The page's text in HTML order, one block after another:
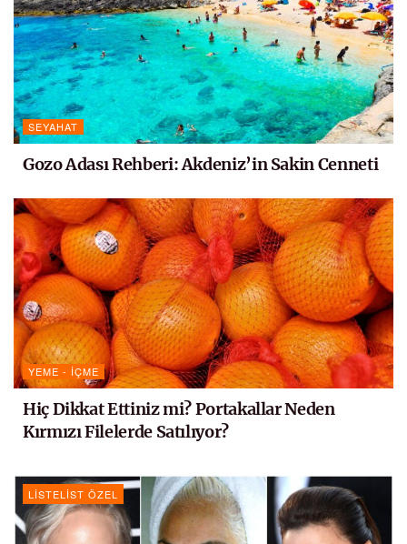
SEYAHAT
Gozo Adası Rehberi: Akdeniz’in Sakin Cenneti
YEME - İÇME
Hiç Dikkat Ettiniz mi? Portakallar Neden
Kırmızı Filelerde Satılıyor?
LISTELIST ÖZEL